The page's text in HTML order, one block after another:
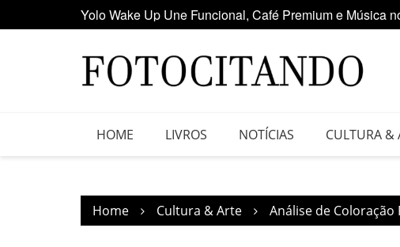
to
Maior clube de vinil da América Latina participa da Feira
HOME LIVROS NOTÍCIAS CULTURA &
Home Cultura & Arte Análise de Coloração